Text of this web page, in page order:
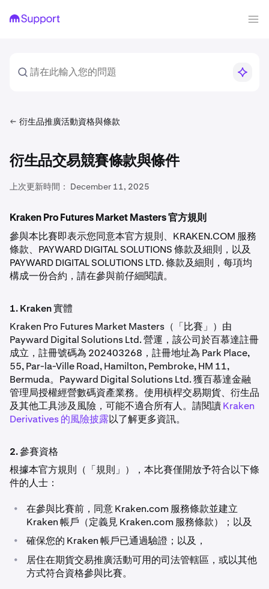
衍生品推廣活動資格與條款
衍生品交易競賽條款與條件
上次更新時間： December 11, 2025
Kraken Pro Futures Market Masters 官方規則
參與本比賽即表示您同意本官方規則、KRAKEN.COM 服務
條款、PAYWARD DIGITAL SOLUTIONS 條款及細則，以及
PAYWARD DIGITAL SOLUTIONS LTD. 條款及細則，每項均
構成一份合約，請在參與前仔細閱讀。
1. Kraken 實體
Kraken Pro Futures Market Masters（「比賽」）由
Payward Digital Solutions Ltd. 營運，該公司於百慕達註冊
成立，註冊號碼為 202403268，註冊地址為 Park Place,
55, Par-la-Ville Road, Hamilton, Pembroke, HM 11,
Bermuda。Payward Digital Solutions Ltd. 獲百慕達金融
管理局授權經營數碼資產業務。使用槓桿交易期貨、衍生品
及其他工具涉及風險，可能不適合所有人。請閱讀Kraken
Derivatives 的風險披露以了解更多資訊。
2. 參賽資格
根據本官方規則（「規則」），本比賽僅開放予符合以下條
件的人士：
•
在參與比賽前，同意 Kraken.com 服務條款並建立
Kraken 帳戶（定義見 Kraken.com 服務條款）；以及
• 確保您的 Kraken 帳戶已通過驗證；以及，
•
居住在期貨交易推廣活動可用的司法管轄區，或以其他
方式符合資格參與比賽。